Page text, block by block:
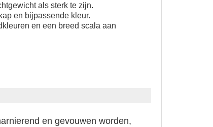
als sterk te zijn.
en bijpassende kleur.
en een breed scala aan
en gevouwen worden,